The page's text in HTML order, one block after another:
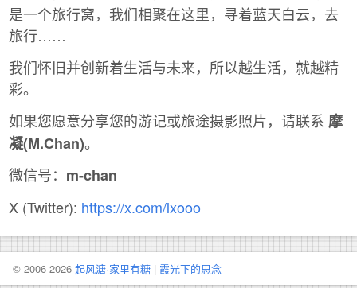
是一个旅行窝，我们相聚在这里，寻着蓝天白云，去
旅行……
我们怀旧并创新着生活与未来，所以越生活，就越精
彩。
如果您愿意分享您的游记或旅途摄影照片，请联系 摩
凝(M.Chan)。
微信号： m-chan
X (Twitter): https://x.com/lxooo
© 2006-2026 起风溏·家里有糖 | 霞光下的思念